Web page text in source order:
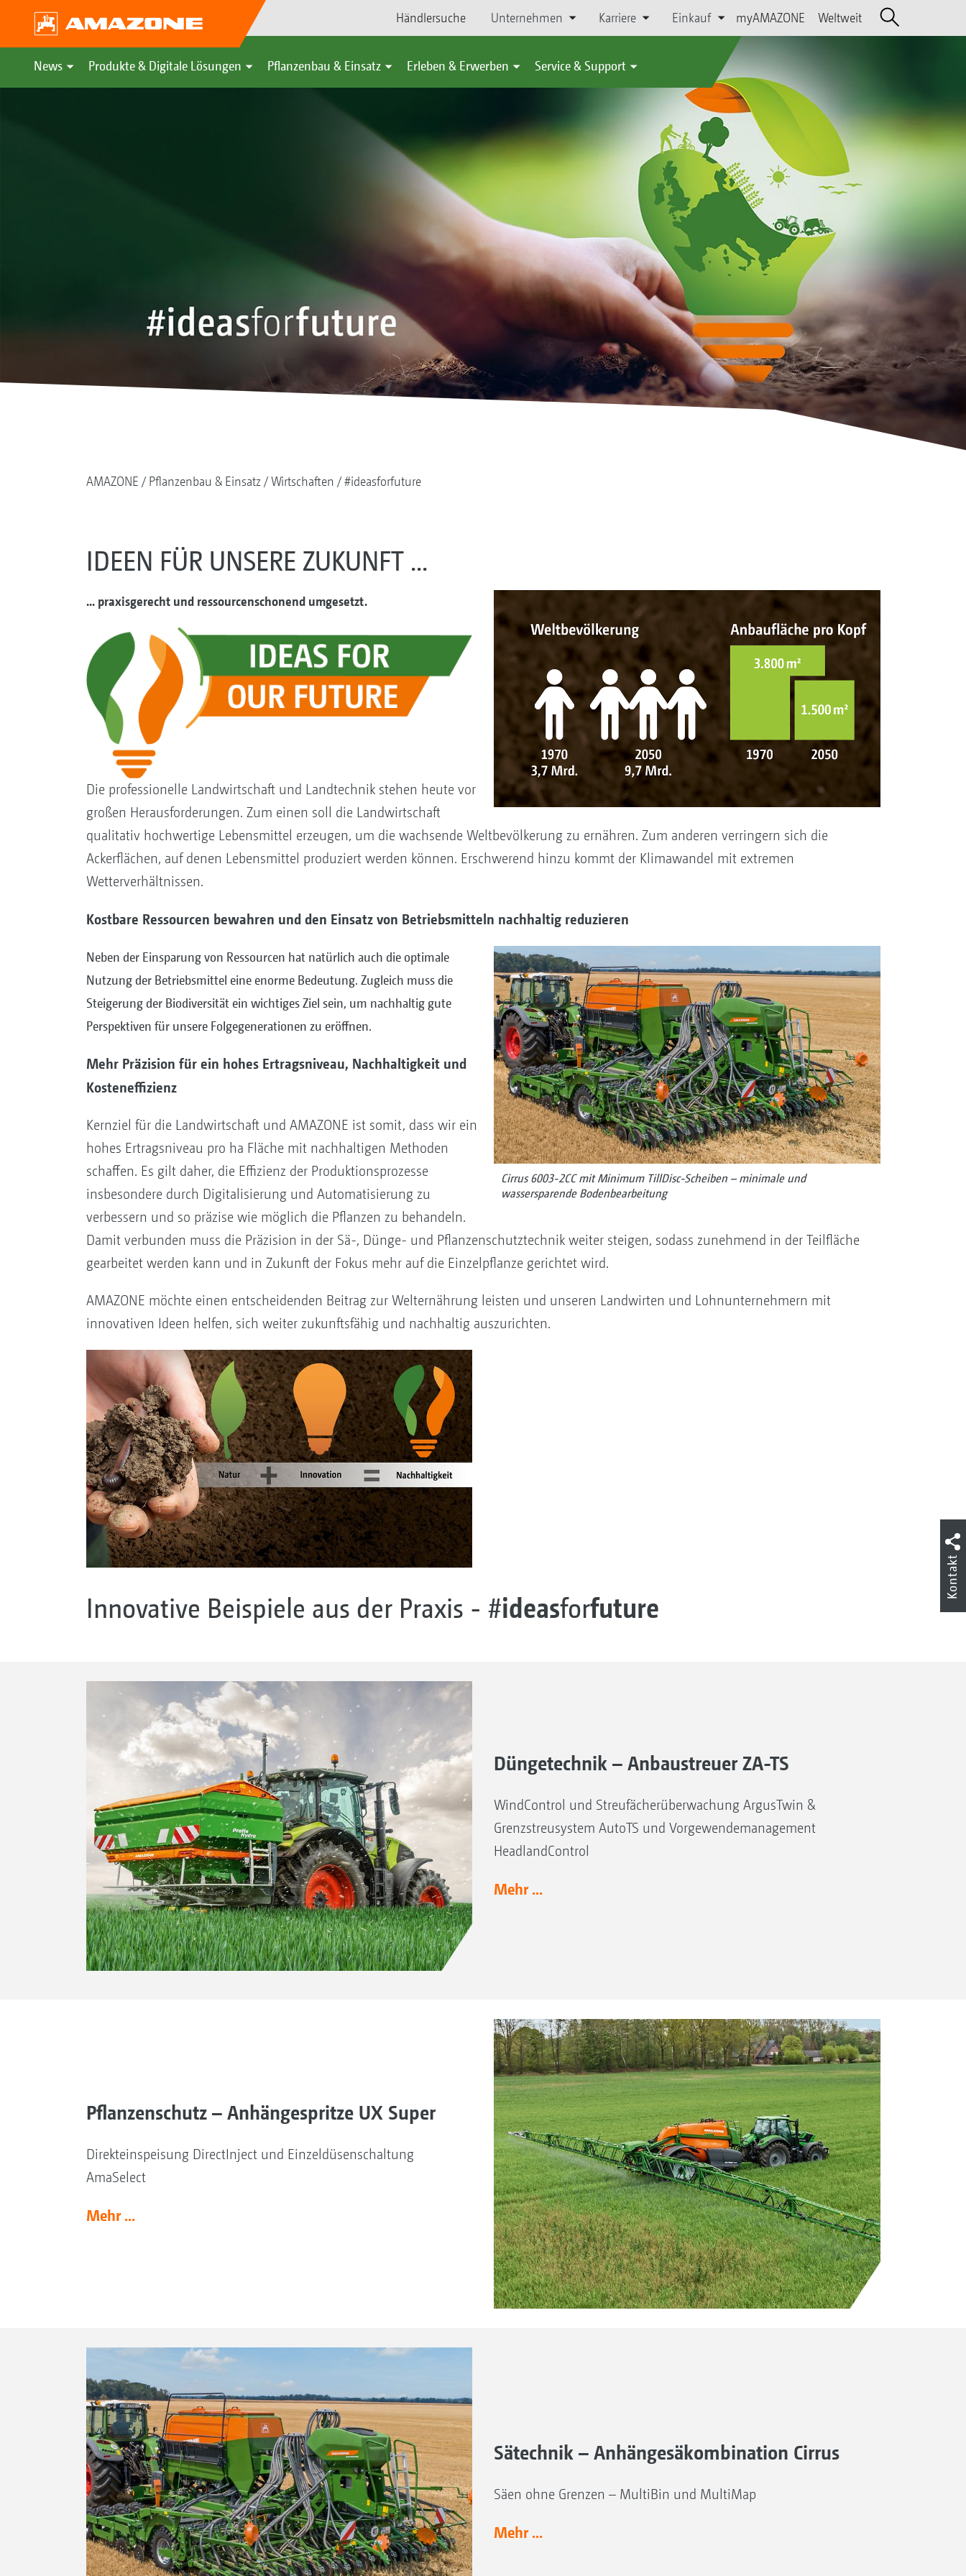
Händlersuche Unternehmen Karriere Einkauf myAMAZONE Weltweit
News Produkte & Digitale Lösungen Pflanzenbau & Einsatz Erleben & Erwerben Service & Support
AMAZONE Pflanzenbau & Einsatz Wirtschaften #ideasforfuture
IDEEN FÜR UNSERE ZUKUNFT ...
... praxisgerecht und ressourcenschonend umgesetzt.
Die professionelle Landwirtschaft und Landtechnik stehen heute vor
großen Herausforderungen. Zum einen soll die Landwirtschaft
qualitativ hochwertige Lebensmittel erzeugen, um die wachsende Weltbevölkerung zu ernähren. Zum anderen verringern sich die
Ackerflächen, auf denen Lebensmittel produziert werden können. Erschwerend hinzu kommt der Klimawandel mit extremen
Wetterverhältnissen.
Kostbare Ressourcen bewahren und den Einsatz von Betriebsmitteln nachhaltig reduzieren
Cirrus 6003-2CC mit Minimum TillDisc-Scheiben – minimale und
wassersparende Bodenbearbeitung
Neben der Einsparung von Ressourcen hat natürlich auch die optimale
Nutzung der Betriebsmittel eine enorme Bedeutung. Zugleich muss die
Steigerung der Biodiversität ein wichtiges Ziel sein, um nachhaltig gute
Perspektiven für unsere Folgegenerationen zu eröffnen.
Mehr Präzision für ein hohes Ertragsniveau, Nachhaltigkeit und
Kosteneffizienz
Kernziel für die Landwirtschaft und AMAZONE ist somit, dass wir ein
hohes Ertragsniveau pro ha Fläche mit nachhaltigen Methoden
schaffen. Es gilt daher, die Effizienz der Produktionsprozesse
insbesondere durch Digitalisierung und Automatisierung zu
verbessern und so präzise wie möglich die Pflanzen zu behandeln.
Damit verbunden muss die Präzision in der Sä-, Dünge- und Pflanzenschutztechnik weiter steigen, sodass zunehmend in der Teilfläche
gearbeitet werden kann und in Zukunft der Fokus mehr auf die Einzelpflanze gerichtet wird.
AMAZONE möchte einen entscheidenden Beitrag zur Welternährung leisten und unseren Landwirten und Lohnunternehmern mit
innovativen Ideen helfen, sich weiter zukunftsfähig und nachhaltig auszurichten.
Innovative Beispiele aus der Praxis - #ideasforfuture
Düngetechnik – Anbaustreuer ZA-TS
WindControl und Streufächerüberwachung ArgusTwin &
Grenzstreusystem AutoTS und Vorgewendemanagement
HeadlandControl
Mehr ...
Pflanzenschutz – Anhängespritze UX Super
Direkteinspeisung DirectInject und Einzeldüsenschaltung
AmaSelect
Mehr ...
Sätechnik – Anhängesäkombination Cirrus
Säen ohne Grenzen – MultiBin und MultiMap
Mehr ...
Kontakt